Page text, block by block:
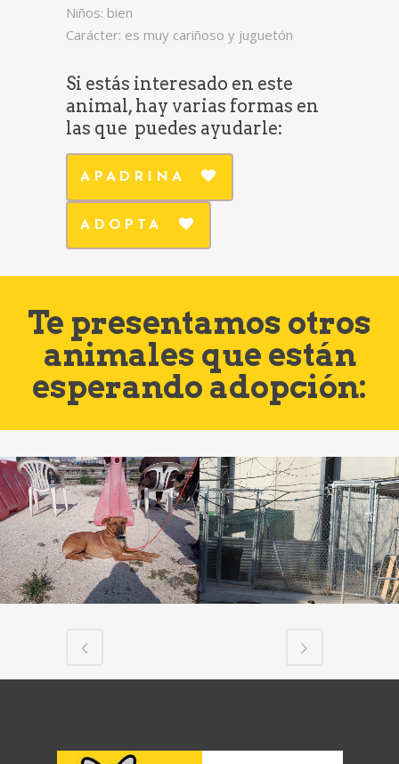
Niños: bien
Carácter: es muy cariñoso y juguetón
Si estás interesado en este
animal, hay varias formas en
las que puedes ayudarle:
APADRINA
ADOPTA
Te presentamos otros
animales que están
esperando adopción: